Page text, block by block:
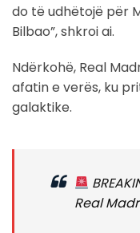
do të udhëtojë për
Bilbao”, shkroi ai.
Ndërkohë, Real
afatin e verës, ku
galaktike.
Real